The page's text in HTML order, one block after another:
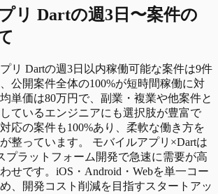
リ Dartの週3日〜案件の
リ Dartの週3日以内稼働可能な案件は9件
公開案件全体の100%が短時間稼働に対
単価は80万円で、副業・複業や他案件と
ているエンジニアにも選択肢が豊富で
応の案件も100%あり、柔軟な働き方を
整っています。 モバイルアプリ×Dartは
プラットフォーム開発で急速に需要が高
せです。iOS・Android・Webを単一コー
、開発コスト削減を目指すスタートアッ